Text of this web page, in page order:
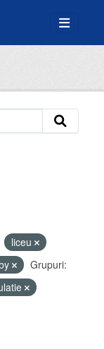
liceu
Grupuri: